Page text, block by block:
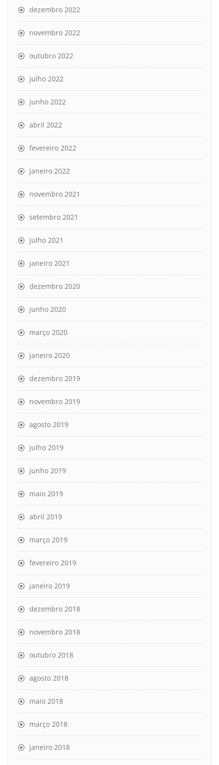
dezembro 2022
novembro 2022
outubro 2022
julho 2022
junho 2022
abril 2022
fevereiro 2022
janeiro 2022
novembro 2021
setembro 2021
julho 2021
janeiro 2021
dezembro 2020
junho 2020
março 2020
janeiro 2020
dezembro 2019
novembro 2019
agosto 2019
julho 2019
junho 2019
maio 2019
abril 2019
março 2019
fevereiro 2019
janeiro 2019
dezembro 2018
novembro 2018
outubro 2018
agosto 2018
maio 2018
março 2018
janeiro 2018